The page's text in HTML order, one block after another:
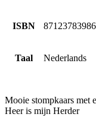
ISBN
Taal Nederlands
Mooie stompkaars met
Heer is mijn Herder